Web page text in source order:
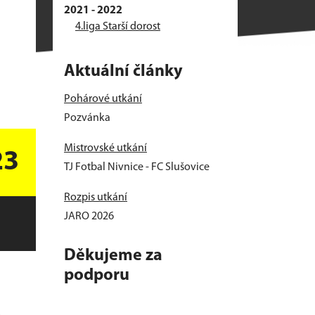
2021 - 2022
4.liga Starší dorost
Aktuální články
Pohárové utkání
Pozvánka
Mistrovské utkání
TJ Fotbal Nivnice - FC Slušovice
Rozpis utkání
JARO 2026
Děkujeme za
podporu